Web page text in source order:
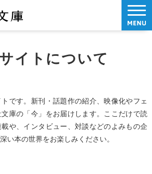
イトについて
です。新刊・話題作の紹介、映像化やフェ
庫の「今」をお届けします。ここだけで読
や、インタビュー、対談などのよみもの企
い本の世界をお楽しみください。